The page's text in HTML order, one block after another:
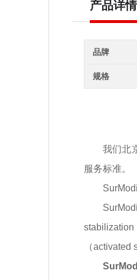
产品详情
品牌
规格
我们北
服务标准。
（